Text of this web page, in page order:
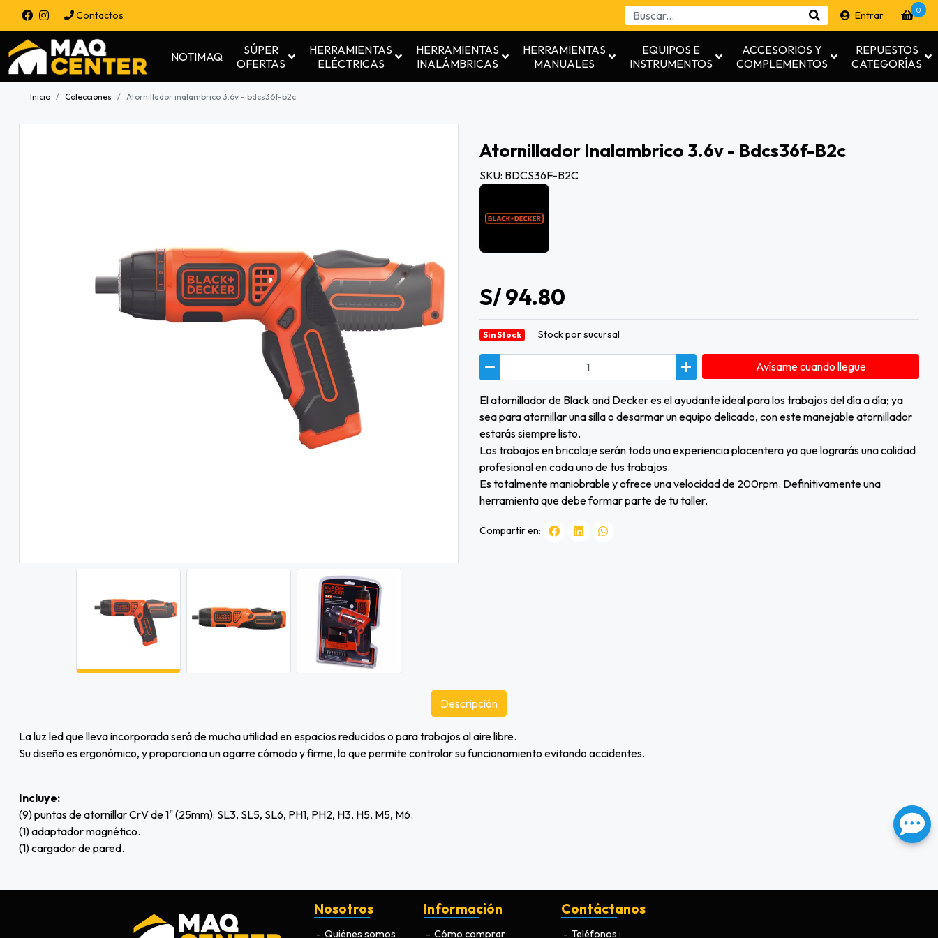
Contactos Entrar 0
NOTIMAQ
SÚPER
OFERTAS
HERRAMIENTAS
ELÉCTRICAS
HERRAMIENTAS
INALÁMBRICAS
HERRAMIENTAS
MANUALES
EQUIPOS E
INSTRUMENTOS
ACCESORIOS Y
COMPLEMENTOS
REPUESTOS
CATEGORÍAS
Inicio Colecciones Atornillador inalambrico 3.6v - bdcs36f-b2c
Atornillador Inalambrico 3.6v - Bdcs36f-B2c
SKU: BDCS36F-B2C
S/ 94.80
Sin Stock Stock por sucursal
Avísame cuando llegue
El atornillador de Black and Decker es el ayudante ideal para los trabajos del día a día; ya
sea para atornillar una silla o desarmar un equipo delicado, con este manejable atornillador
estarás siempre listo.
Los trabajos en bricolaje serán toda una experiencia placentera ya que lograrás una calidad
profesional en cada uno de tus trabajos.
Es totalmente maniobrable y ofrece una velocidad de 200rpm. Definitivamente una
herramienta que debe formar parte de tu taller.
Compartir en:
La luz led que lleva incorporada será de mucha utilidad en espacios reducidos o para trabajos al aire libre.
Su diseño es ergonómico, y proporciona un agarre cómodo y firme, lo que permite controlar su funcionamiento evitando accidentes.
Incluye:
(9) puntas de atornillar CrV de 1" (25mm): SL3, SL5, SL6, PH1, PH2, H3, H5, M5, M6.
(1) adaptador magnético.
(1) cargador de pared.
Descripción
Nosotros
Quiénes somos
Información
Cómo comprar
Contáctanos
Teléfonos